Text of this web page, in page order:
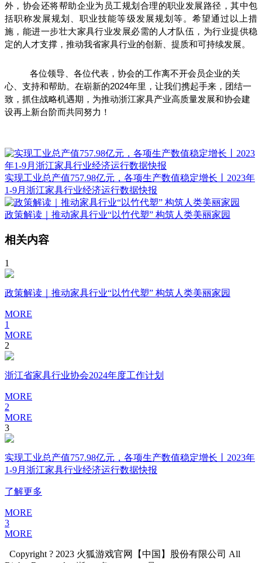
外，协会还将帮助企业为员工规划合理的职业发展路径，其中包
括职称发展规划、职业技能等级发展规划等。希望通过以上措
施，能进一步壮大家具行业发展必需的人才队伍，为行业提供稳
定的人才支撑，推动我省家具行业的创新、提质和可持续发展。
各位领导、各位代表，协会的工作离不开会员企业的关
心、支持和帮助。在崭新的2024年里，让我们携起手来，团结一
致，抓住战略机遇期，为推动浙江家具产业高质量发展和协会建
设再上新台阶而共同努力！
实现工业总产值757.98亿元，各项生产数值稳定增长丨2023年
1-9月浙江家具行业经济运行数据快报
政策解读｜推动家具行业“以竹代塑” 构筑人类美丽家园
相关内容
1
政策解读｜推动家具行业“以竹代塑” 构筑人类美丽家园
MORE
1
MORE
2
浙江省家具行业协会2024年度工作计划
MORE
2
MORE
3
实现工业总产值757.98亿元，各项生产数值稳定增长丨2023年
1-9月浙江家具行业经济运行数据快报
了解更多
MORE
3
MORE
Copyright ? 2023 火狐游戏官网【中国】股份有限公司 All